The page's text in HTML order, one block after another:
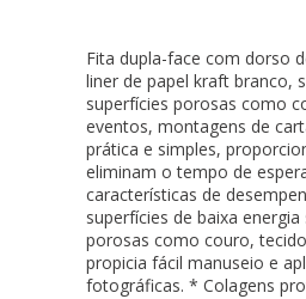
Fita dupla-face com dorso
liner de papel kraft branco,
superfícies porosas como
eventos, montagens de
prática e simples,
eliminam o tempo de
características de
superfícies de baixa
porosas como couro,
propicia fácil manuseio e
fotográficas. * Colagens